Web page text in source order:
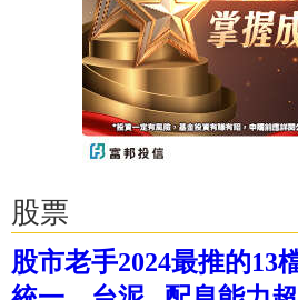
股票
股市老手2024最推的13